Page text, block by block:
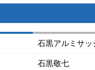
石黒アルミサッ
石黒敬七